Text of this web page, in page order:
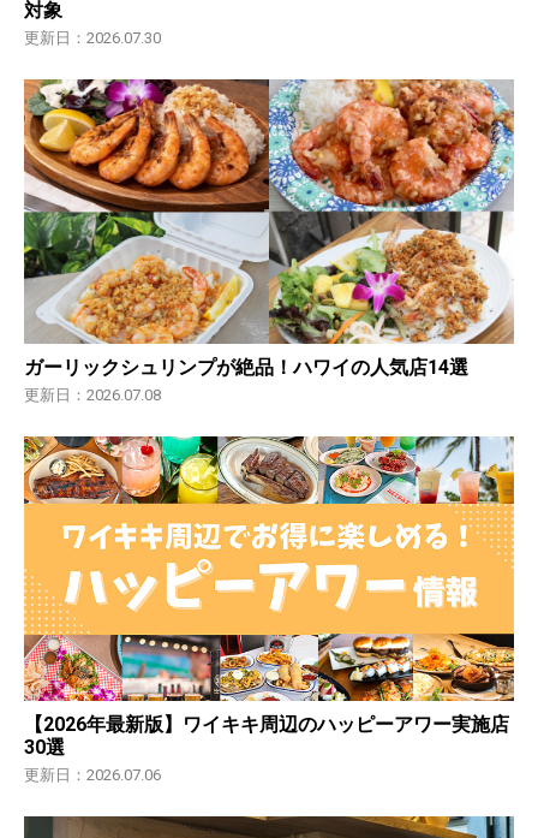
対象
更新日：2026.07.30
ガーリックシュリンプが絶品！ハワイの人気店14選
更新日：2026.07.08
【2026年最新版】ワイキキ周辺のハッピーアワー実施店
30選
更新日：2026.07.06